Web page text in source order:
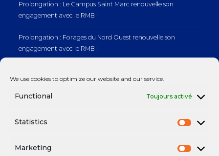
We use cookies to optimize our website and our service.
Functional Toujours activé
Statistics
Marketing
Prolongation : Le Campus Saint Marc renouvelle son
engagement avec le RMB !
Prolongation : Forages du Nord Ouest renouvelle son
engagement avec le RMB !
engagement avec le RMB !
Mentions légales